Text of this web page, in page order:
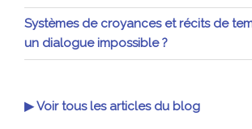
Systèmes de croyances et récits de
un dialogue impossible ?
▶ Voir tous les articles du blog